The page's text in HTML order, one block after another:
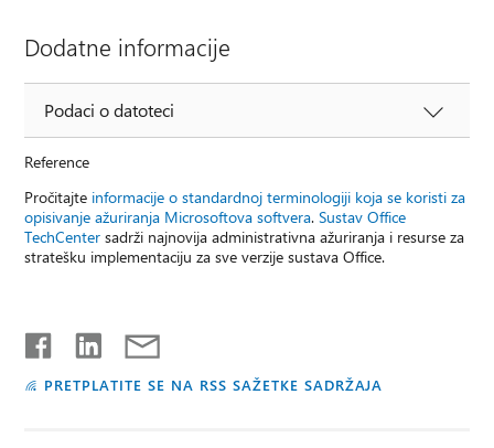
Dodatne informacije
Podaci o datoteci
Reference
Pročitajte informacije o standardnoj terminologiji koja se koristi za
opisivanje ažuriranja Microsoftova softvera.Sustav Office
TechCenter sadrži najnovija administrativna ažuriranja i resurse za
stratešku implementaciju za sve verzije sustava Office.
PRETPLATITE SE NA RSS SAŽETKE SADRŽAJA